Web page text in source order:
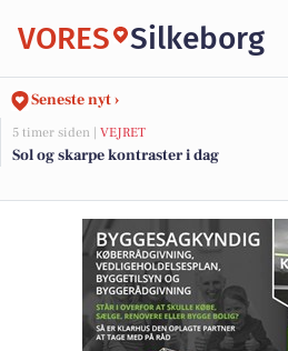
VORES Silkeborg
Seneste nyt ›
5 timer siden | VEJRET
Sol og skarpe kontraster i dag